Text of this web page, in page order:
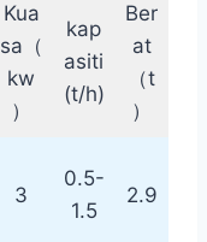
Kua
sa（
kw
）
kap
asiti
(t/h)
Ber
at
（t
）
3
0.5-
1.5
2.9